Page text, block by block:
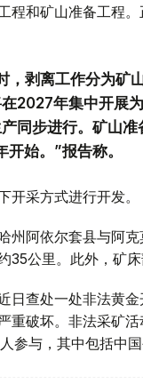
程和矿山准备工程
，剥离工作分为矿
2027年集中开展
同步进行。矿山准
始。”报告称。
开采方式进行开发。
州阿依尔套县与阿
35公里。此外，矿
日查处一处非法黄
重破坏。非法采矿
参与，其中包括中国